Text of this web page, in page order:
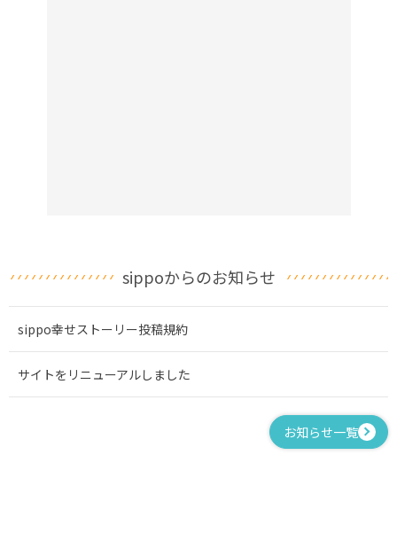
sippoからのお知らせ
sippo幸せストーリー投稿規約
サイトをリニューアルしました
お知らせ一覧